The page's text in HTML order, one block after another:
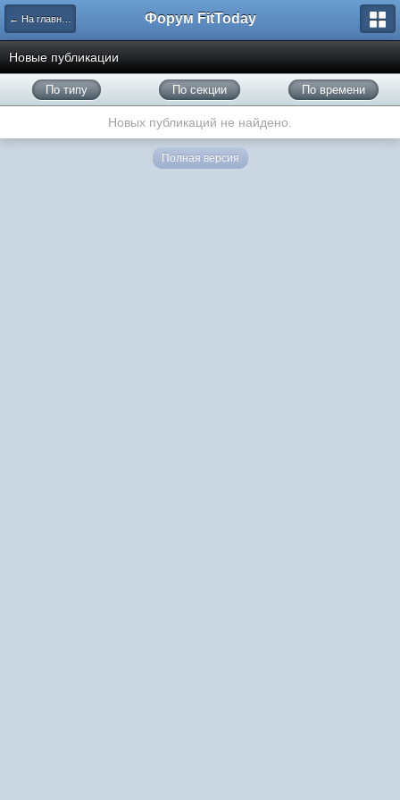
← На главную Форум FitToday
Новые публикации
По типу По секции По времени
Новых публикаций не найдено.
Полная версия